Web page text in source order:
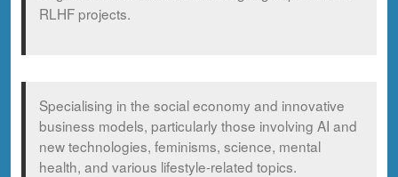
RLHF projects.
Specialising in the social economy and innovative
business models, particularly those involving AI and
new technologies, feminisms, science, mental
health, and various lifestyle-related topics.